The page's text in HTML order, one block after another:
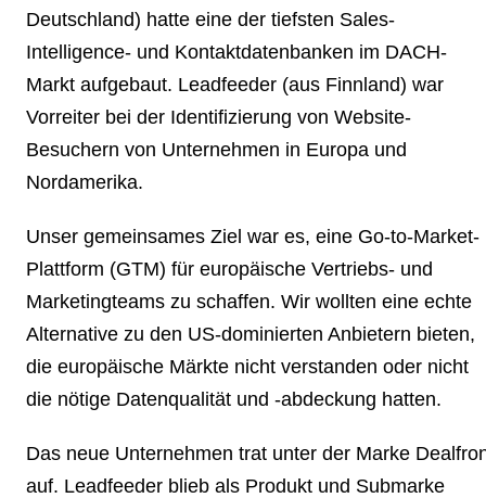
Deutschland) hatte eine der tiefsten Sales-
Intelligence- und Kontaktdatenbanken im DACH-
Markt aufgebaut. Leadfeeder (aus Finnland) war
Vorreiter bei der Identifizierung von Website-
Besuchern von Unternehmen in Europa und
Nordamerika.
Unser gemeinsames Ziel war es, eine Go-to-Market-
Plattform (GTM) für europäische Vertriebs- und
Marketingteams zu schaffen. Wir wollten eine echte
Alternative zu den US-dominierten Anbietern bieten,
die europäische Märkte nicht verstanden oder nicht
die nötige Datenqualität und -abdeckung hatten.
Das neue Unternehmen trat unter der Marke
auf. Leadfeeder blieb als Produkt und Submarke